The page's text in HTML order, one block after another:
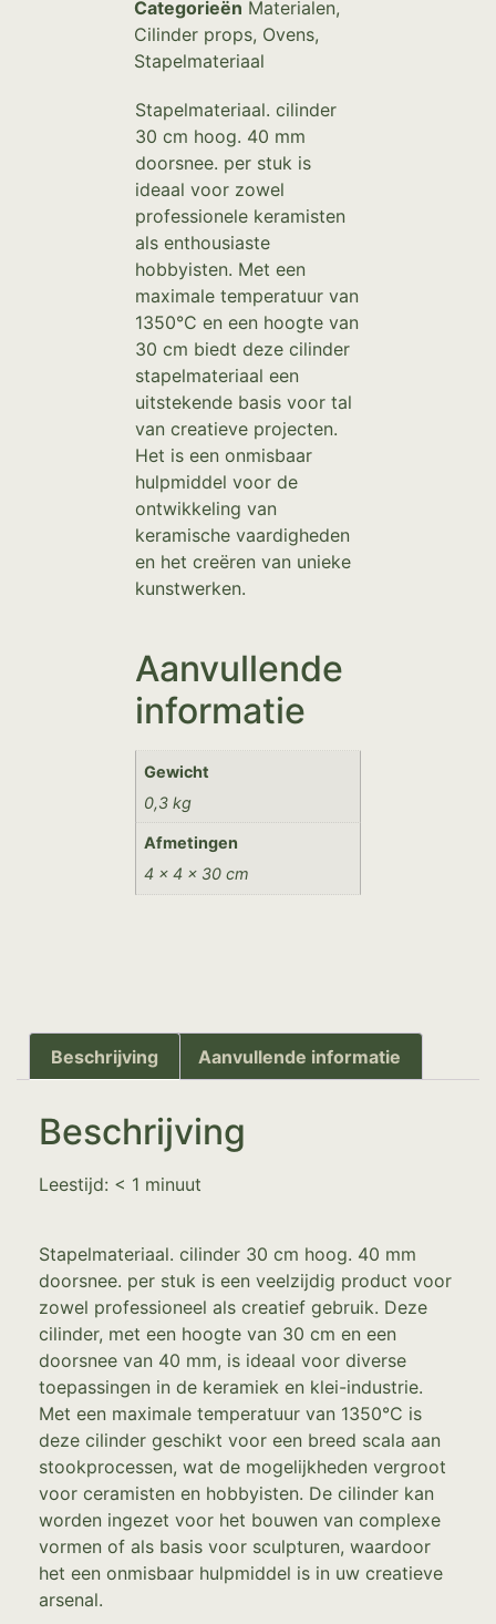
Categorieën Materialen,
Cilinder props, Ovens,
Stapelmateriaal
Stapelmateriaal. cilinder
30 cm hoog. 40 mm
doorsnee. per stuk is
ideaal voor zowel
professionele keramisten
als enthousiaste
hobbyisten. Met een
maximale temperatuur van
1350°C en een hoogte van
30 cm biedt deze cilinder
stapelmateriaal een
uitstekende basis voor tal
van creatieve projecten.
Het is een onmisbaar
hulpmiddel voor de
ontwikkeling van
keramische vaardigheden
en het creëren van unieke
kunstwerken.
Aanvullende
informatie
Gewicht
0,3 kg
Afmetingen
4 × 4 × 30 cm
Beschrijving Aanvullende informatie
Beschrijving
Leestijd: < 1 minuut
Stapelmateriaal. cilinder 30 cm hoog. 40 mm
doorsnee. per stuk is een veelzijdig product voor
zowel professioneel als creatief gebruik. Deze
cilinder, met een hoogte van 30 cm en een
doorsnee van 40 mm, is ideaal voor diverse
toepassingen in de keramiek en klei-industrie.
Met een maximale temperatuur van 1350°C is
deze cilinder geschikt voor een breed scala aan
stookprocessen, wat de mogelijkheden vergroot
voor ceramisten en hobbyisten. De cilinder kan
worden ingezet voor het bouwen van complexe
vormen of als basis voor sculpturen, waardoor
het een onmisbaar hulpmiddel is in uw creatieve
arsenal.